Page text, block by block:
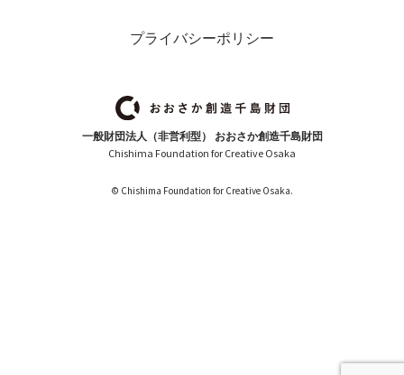
プライバシーポリシー
一般財団法人（非営利型） おおさか創造千島財団
Chishima Foundation for Creative Osaka
© Chishima Foundation for Creative Osaka.